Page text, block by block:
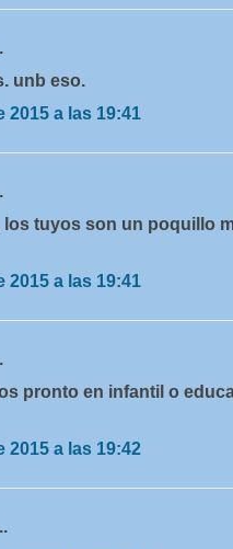
unb eso.
2015 a las 19:41
los tuyos son un poquillo
2015 a las 19:41
pronto en infantil o
2015 a las 19:42